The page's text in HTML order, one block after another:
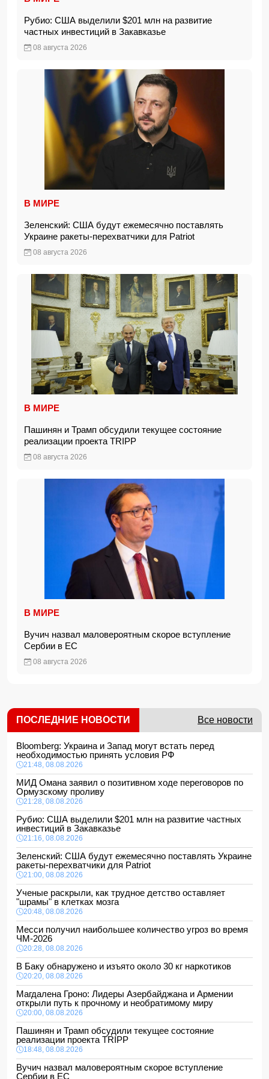
Рубио: США выделили $201 млн на развитие
частных инвестиций в Закавказье
08 августа 2026
В МИРЕ
Зеленский: США будут ежемесячно поставлять
Украине ракеты-перехватчики для Patriot
08 августа 2026
В МИРЕ
Пашинян и Трамп обсудили текущее состояние
реализации проекта TRIPP
08 августа 2026
В МИРЕ
Вучич назвал маловероятным скорое вступление
Сербии в ЕС
08 августа 2026
ПОСЛЕДНИЕ НОВОСТИ Все новости
Bloomberg: Украина и Запад могут встать перед
необходимостью принять условия РФ
21:48, 08.08.2026
МИД Омана заявил о позитивном ходе переговоров по
Ормузскому проливу
21:28, 08.08.2026
Рубио: США выделили $201 млн на развитие частных
инвестиций в Закавказье
21:16, 08.08.2026
Зеленский: США будут ежемесячно поставлять Украине
ракеты-перехватчики для Patriot
21:00, 08.08.2026
Ученые раскрыли, как трудное детство оставляет
"шрамы" в клетках мозга
20:48, 08.08.2026
Месси получил наибольшее количество угроз во время
ЧМ-2026
20:28, 08.08.2026
В Баку обнаружено и изъято около 30 кг наркотиков
20:20, 08.08.2026
Магдалена Гроно: Лидеры Азербайджана и Армении
открыли путь к прочному и необратимому миру
20:00, 08.08.2026
Пашинян и Трамп обсудили текущее состояние
реализации проекта TRIPP
18:48, 08.08.2026
Вучич назвал маловероятным скорое вступление
Сербии в ЕС